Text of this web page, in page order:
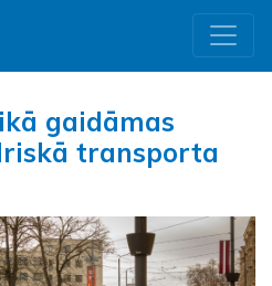
gaidāmas
transporta